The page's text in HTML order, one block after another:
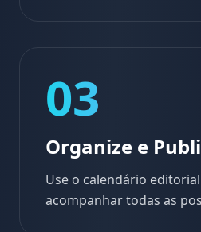
03
Organize e
Use o calendário
acompanhar todas as